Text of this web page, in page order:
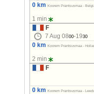
0 km
Koorem Prantsusmaa -
1 min
F
7 Aug 0800-1930
0 km
Koorem Prantsusmaa -
2 min
F
0 km
Koorem Prantsusmaa -